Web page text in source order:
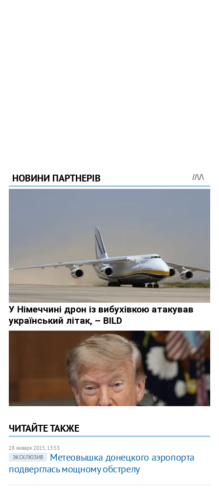
ЧИТАЙТЕ ТАКЖЕ
28 января 2015, 13:53
ЭКСКЛЮЗИВ
Метеовышка донецкого аэропорта
подверглась мощному обстрелу